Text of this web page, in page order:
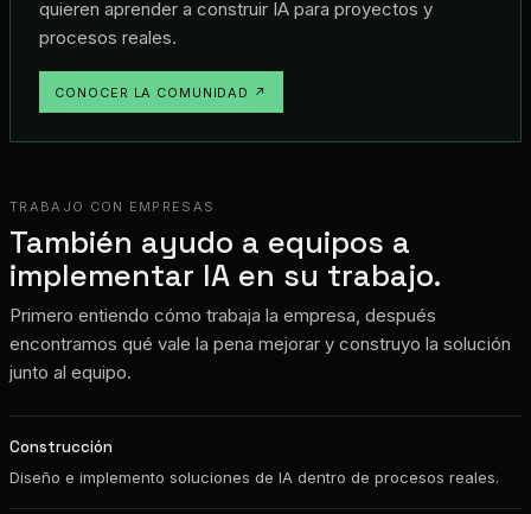
quieren aprender a construir IA para proyectos y
procesos reales.
CONOCER LA COMUNIDAD ↗
TRABAJO CON EMPRESAS
También ayudo a equipos a
implementar IA en su trabajo.
Primero entiendo cómo trabaja la empresa, después
encontramos qué vale la pena mejorar y construyo la solución
junto al equipo.
Construcción
Diseño e implemento soluciones de IA dentro de procesos reales.